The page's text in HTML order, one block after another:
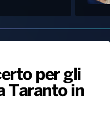
TV
per gli
Taranto in